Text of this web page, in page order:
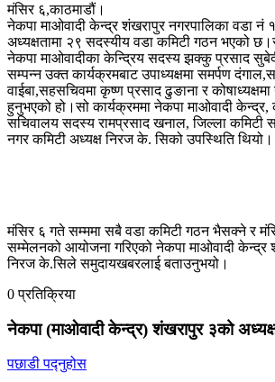
मंसिर ६,काठमाडौं।
नेकपा माओवादी केन्द्र शंखरापुर नगरपालिका वडा नं १
अध्यक्षतामा २९ सदस्यीय वडा कमिटी गठन भएको
नेकपा माओवादीका केन्द्रिय सदस्य झक्कु प्रसाद
सम्पन्न उक्त कार्यक्रमबाट उपाध्यक्षमा समर्पण
वाईबा,सहसचिवमा कृष्ण प्रसाद ढुङाना र
हुनुभएको हो।सो कार्यक्रममा नेकपा माओवादी केन्द्र,
सचिवालय सदस्य रामप्रसाद खनाल, जिल्ला कमिटी
नगर कमिटी अध्यक्ष निरज के. सिको उपस्थिति थियो।
मंसिर ६ गते सम्ममा सबै वडा कमिटी गठन भैसक्ने र
सम्मेलनको आयोजना गरिएको नेकपा माओवादी केन्द्र
निरज के.सिले समुदायखबरलाई बताउनुभयो।
0 प्रतिक्रिया
नेकपा (माओवादी केन्द्र) शंखरापुर ३को
पछाडी पद्नुहोस